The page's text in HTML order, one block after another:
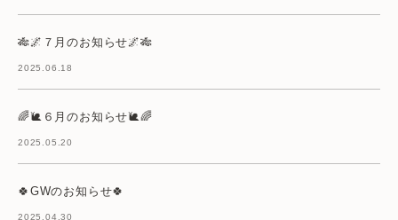
🎋🌌７月のお知らせ🌌🎋
2025.06.18
🌈🐌６月のお知らせ🐌🌈
2025.05.20
🍀GWのお知らせ🍀
2025.04.30